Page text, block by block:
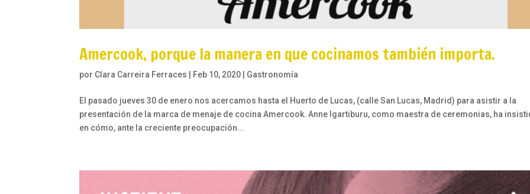
Amercook, porque la manera en que cocinamos también importa.
por Clara Carreira Ferraces Feb 10, 2020 Gastronomía
El pasado jueves 30 de enero nos acercamos hasta el Huerto de Lucas, (calle San Lucas, Madrid) para asistir a la
presentación de la marca de menaje de cocina Amercook. Anne Igartiburu, como maestra de ceremonias, ha
en cómo, ante la creciente preocupación...